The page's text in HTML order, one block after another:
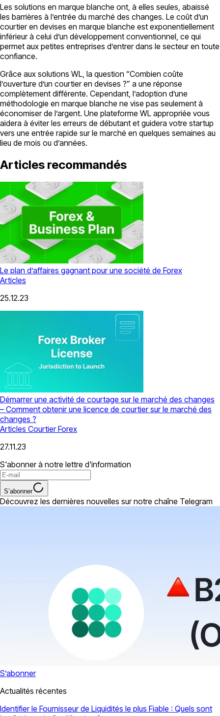
Les solutions en marque blanche ont, à elles seules, abaissé
les barrières à l’entrée du marché des changes. Le coût d’un
courtier en devises en marque blanche est exponentiellement
inférieur à celui d’un développement conventionnel, ce qui
permet aux petites entreprises d’entrer dans le secteur en toute
confiance.
Grâce aux solutions WL, la question “Combien coûte
l’ouverture d’un courtier en devises ?” a une réponse
complètement différente. Cependant, l’adoption d’une
méthodologie en marque blanche ne vise pas seulement à
économiser de l’argent. Une plateforme WL appropriée vous
aidera à éviter les erreurs de débutant et guidera votre startup
vers une entrée rapide sur le marché en quelques semaines au
lieu de mois ou d’années.
Articles recommandés
Le plan d’affaires gagnant pour une société de Forex
Articles
25.12.23
Démarrer une activité de courtage sur le marché des changes
– Comment obtenir une licence de courtier sur le marché des
changes ?
Articles Courtier Forex
27.11.23
S'abonner à notre lettre d'information
S’abonner
Découvrez les dernières nouvelles sur notre chaîne Telegram
S’abonner
Actualités récentes
Identifier le Fournisseur de Liquidités le plus Fiable : Quels sont